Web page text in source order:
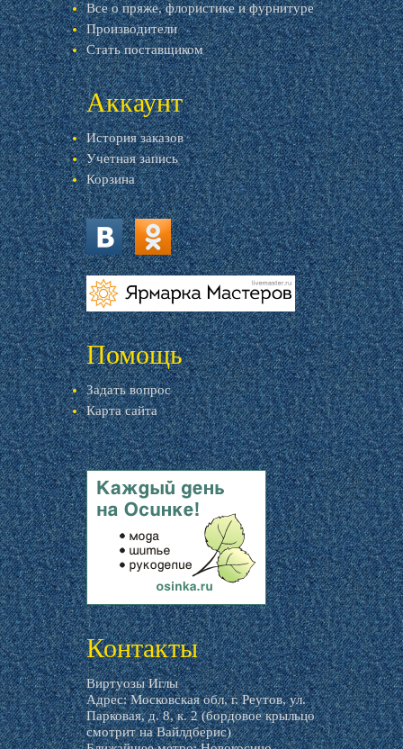
Все о пряже, флористике и фурнитуре
Производители
Стать поставщиком
Аккаунт
История заказов
Учетная запись
Корзина
vk.com ok.ru
livemaster.ru
Помощь
Задать вопрос
Карта сайта
livemaster.ru
Контакты
Виртуозы Иглы
Адрес: Московская обл, г. Реутов, ул.
Парковая, д. 8, к. 2 (бордовое крыльцо
смотрит на Вайлдберис)